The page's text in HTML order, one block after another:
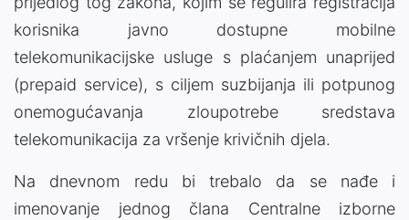
korisnika javno dostupne mobilne
telekomunikacijske usluge s plaćanjem unaprijed
(prepaid service), s ciljem suzbijanja ili potpunog
onemogućavanja zloupotrebe sredstava
telekomunikacija za vršenje krivičnih djela.
Na dnevnom redu bi trebalo da se nađe i
imenovanje jednog člana Centralne izborne